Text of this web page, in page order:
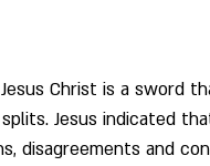
Christ is a sword
Jesus indicated
disagreements and